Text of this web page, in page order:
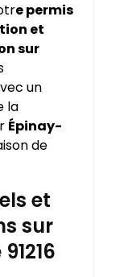
e permis
et
sur
un
la
Épinay-
de
et
sur